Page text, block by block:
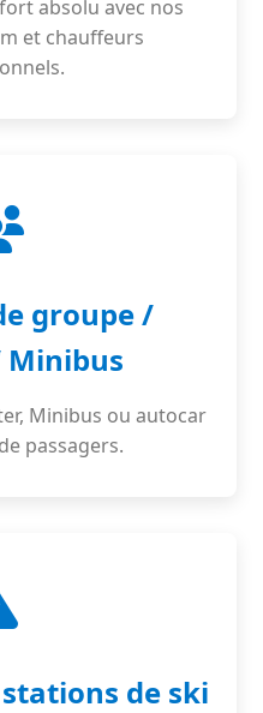
absolu avec nos
et chauffeurs
groupe /
Minibus ou autocar
passagers.
de ski